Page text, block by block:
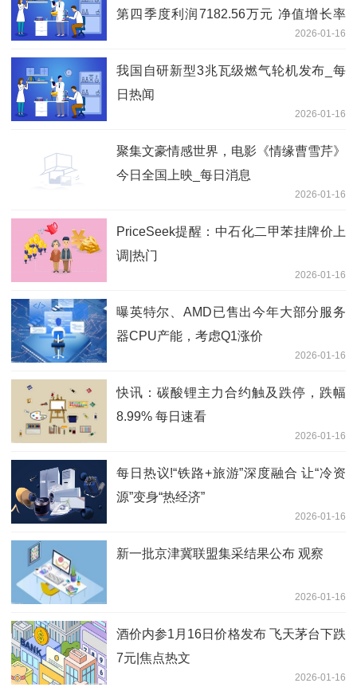
第四季度利润7182.56万元 净值增长率
2026-01-16
我国自研新型3兆瓦级燃气轮机发布_每
日热闻
2026-01-16
聚集文豪情感世界，电影《情缘曹雪芹》
今日全国上映_每日消息
2026-01-16
PriceSeek提醒：中石化二甲苯挂牌价上
调|热门
2026-01-16
曝英特尔、AMD已售出今年大部分服务
器CPU产能，考虑Q1涨价
2026-01-16
快讯：碳酸锂主力合约触及跌停，跌幅
8.99% 每日速看
2026-01-16
每日热议!“铁路+旅游”深度融合 让“冷资
源”变身“热经济”
2026-01-16
新一批京津冀联盟集采结果公布 观察
2026-01-16
酒价内参1月16日价格发布 飞天茅台下跌
7元|焦点热文
2026-01-16